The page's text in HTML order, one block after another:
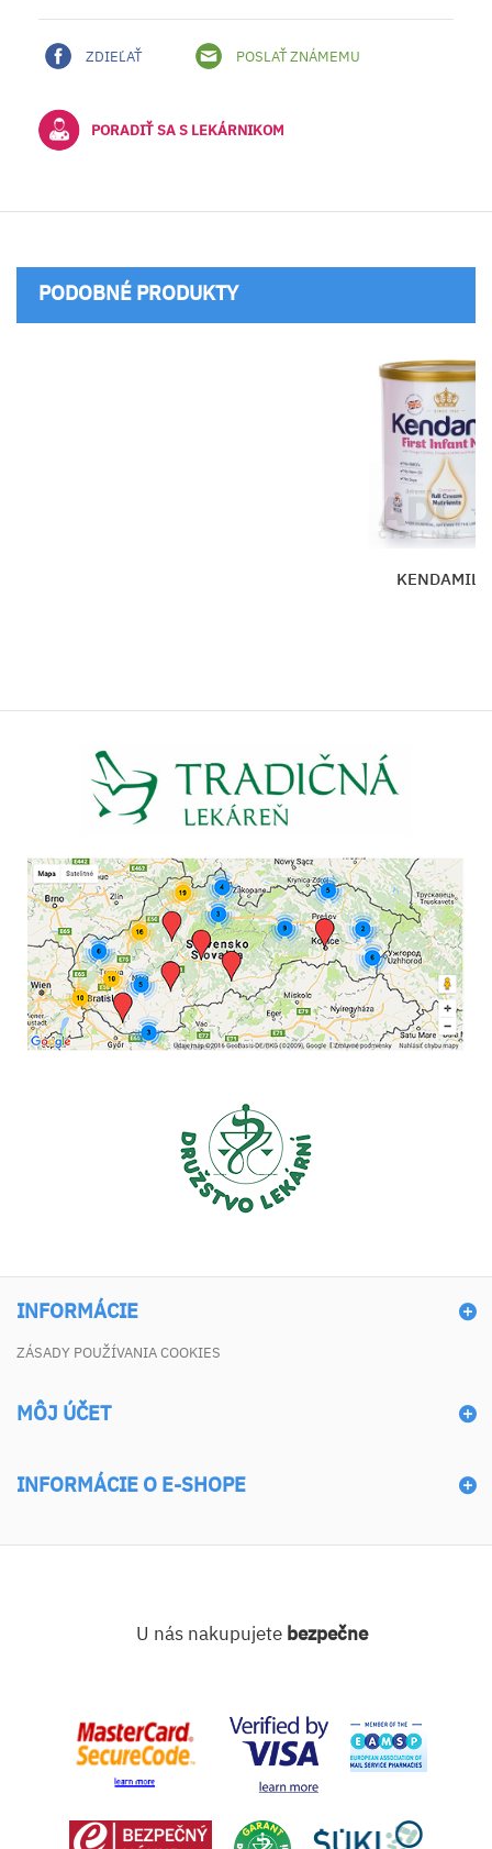
ZDIEĽAŤ POSLAŤ ZNÁMEMU
PORADIŤ SA S LEKÁRNIKOM
PODOBNÉ PRODUKTY
INFORMÁCIE
ZÁSADY POUŽÍVANIA COOKIES
MÔJ ÚČET
INFORMÁCIE O E-SHOPE
U nás nakupujete bezpečne